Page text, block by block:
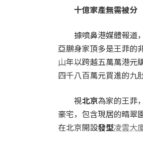
十億家產無需被分
據噴鼻港媒體報道
亞鵬身家頂多是王菲的
山年以跨越五萬萬港元
四千八百萬元買進的九
視北京為家的王菲
豪宅，包含現居的晴翠
在北京開設發型凌雲大